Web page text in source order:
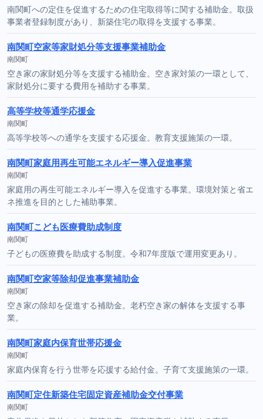
南関町への定住を促進するための住宅取得等に関する補助金。取扱
事業者登録制度があり、新築住宅の取得を支援する事業。
南関町空家等家財処分等支援事業補助金
南関町
空き家の家財処分等を支援する補助金。空き家対策の一環として、
家財処分に要する費用を補助する事業。
高等学校等通学応援金
南関町
高等学校等への通学を支援する応援金。教育支援施策の一環。
南関町家庭用再生可能エネルギー導入促進事業
南関町
家庭用の再生可能エネルギー導入を促進する事業。環境対策と省エ
ネ推進を目的とした補助事業。
南関町こども医療費助成制度
南関町
子どもの医療費を助成する制度。令和7年度版で運用変更あり。
南関町空家等除却促進事業補助金
南関町
空き家の除却を促進する補助金。老朽空き家の解体を支援する事
業。
南関町家庭内保育世帯応援金
南関町
家庭内保育を行う世帯を応援する給付金。子育て支援施策の一環。
南関町定住新築住宅固定資産補助金交付事業
南関町